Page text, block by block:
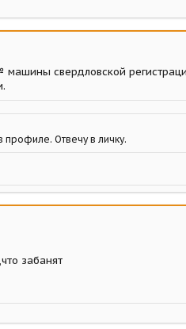
свердловской
Отвечу в личку.
забанят